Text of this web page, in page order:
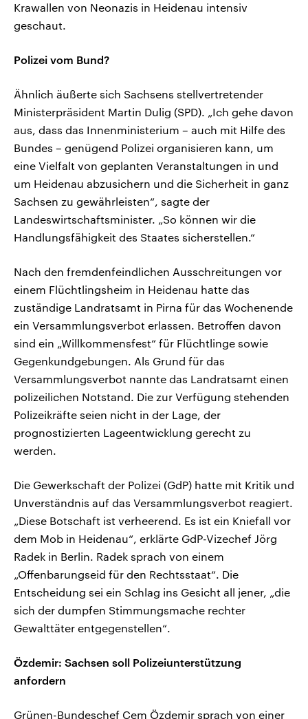
Krawallen von Neonazis in Heidenau intensiv
geschaut.
Polizei vom Bund?
Ähnlich äußerte sich Sachsens stellvertretender
Ministerpräsident Martin Dulig (SPD). „Ich gehe davon
aus, dass das Innenministerium – auch mit Hilfe des
Bundes – genügend Polizei organisieren kann, um
eine Vielfalt von geplanten Veranstaltungen in und
um Heidenau abzusichern und die Sicherheit in ganz
Sachsen zu gewährleisten“, sagte der
Landeswirtschaftsminister. „So können wir die
Handlungsfähigkeit des Staates sicherstellen.“
Nach den fremdenfeindlichen Ausschreitungen vor
einem Flüchtlingsheim in Heidenau hatte das
zuständige Landratsamt in Pirna für das Wochenende
ein Versammlungsverbot erlassen. Betroffen davon
sind ein „Willkommensfest“ für Flüchtlinge sowie
Gegenkundgebungen. Als Grund für das
Versammlungsverbot nannte das Landratsamt einen
polizeilichen Notstand. Die zur Verfügung stehenden
Polizeikräfte seien nicht in der Lage, der
prognostizierten Lageentwicklung gerecht zu
werden.
Die Gewerkschaft der Polizei (GdP) hatte mit Kritik und
Unverständnis auf das Versammlungsverbot reagiert.
„Diese Botschaft ist verheerend. Es ist ein Kniefall vor
dem Mob in Heidenau“, erklärte GdP-Vizechef Jörg
Radek in Berlin. Radek sprach von einem
„Offenbarungseid für den Rechtsstaat“. Die
Entscheidung sei ein Schlag ins Gesicht all jener, „die
sich der dumpfen Stimmungsmache rechter
Gewalttäter entgegenstellen“.
Özdemir: Sachsen soll Polizeiunterstützung
anfordern
Grünen-Bundeschef Cem Özdemir sprach von einer